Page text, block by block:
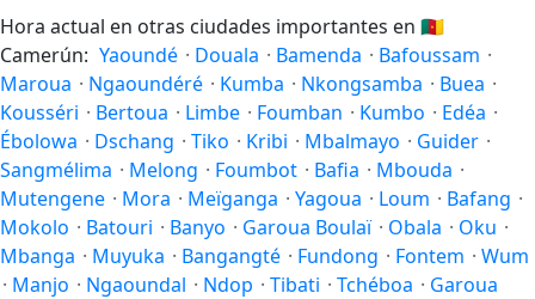
Hora actual en otras ciudades importantes en 🇨🇲
Camerún: Yaoundé · Douala · Bamenda · Bafoussam ·
Maroua · Ngaoundéré · Kumba · Nkongsamba · Buea ·
Kousséri · Bertoua · Limbe · Foumban · Kumbo · Edéa ·
Ébolowa · Dschang · Tiko · Kribi · Mbalmayo · Guider ·
Sangmélima · Melong · Foumbot · Bafia · Mbouda ·
Mutengene · Mora · Meïganga · Yagoua · Loum · Bafang ·
Mokolo · Batouri · Banyo · Garoua Boulaï · Obala · Oku ·
Mbanga · Muyuka · Bangangté · Fundong · Fontem · Wum
· Manjo · Ngaoundal · Ndop · Tibati · Tchéboa · Garoua